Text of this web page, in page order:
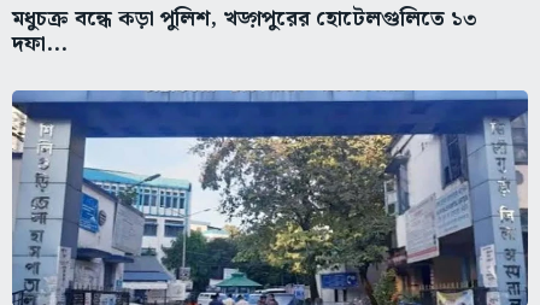
মধুচক্র বন্ধে কড়া পুলিশ, খড়্গপুরের হোটেলগুলিতে ১৩
দফা...